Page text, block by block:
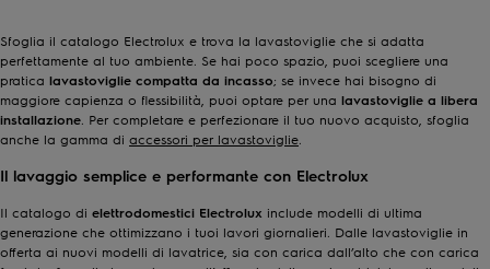
Sfoglia il catalogo Electrolux e trova la lavastoviglie che si adatta
perfettamente al tuo ambiente. Se hai poco spazio, puoi scegliere una
pratica lavastoviglie compatta da incasso; se invece hai bisogno di
maggiore capienza o flessibilità, puoi optare per una lavastoviglie a libera
installazione. Per completare e perfezionare il tuo nuovo acquisto, sfoglia
anche la gamma di accessori per lavastoviglie.
Il lavaggio semplice e performante con Electrolux
Il catalogo di elettrodomestici Electrolux include modelli di ultima
generazione che ottimizzano i tuoi lavori giornalieri. Dalle lavastoviglie in
offerta ai nuovi modelli di lavatrice, sia con carica dall’alto che con carica